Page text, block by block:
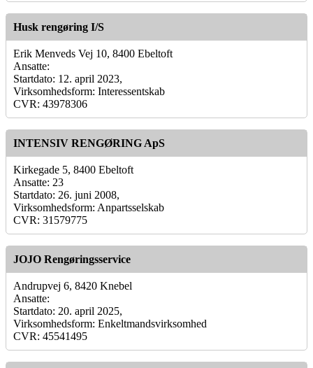
Husk rengøring I/S
Erik Menveds Vej 10, 8400 Ebeltoft
Ansatte:
Startdato: 12. april 2023,
Virksomhedsform: Interessentskab
CVR: 43978306
INTENSIV RENGØRING ApS
Kirkegade 5, 8400 Ebeltoft
Ansatte: 23
Startdato: 26. juni 2008,
Virksomhedsform: Anpartsselskab
CVR: 31579775
JOJO Rengøringsservice
Andrupvej 6, 8420 Knebel
Ansatte:
Startdato: 20. april 2025,
Virksomhedsform: Enkeltmandsvirksomhed
CVR: 45541495